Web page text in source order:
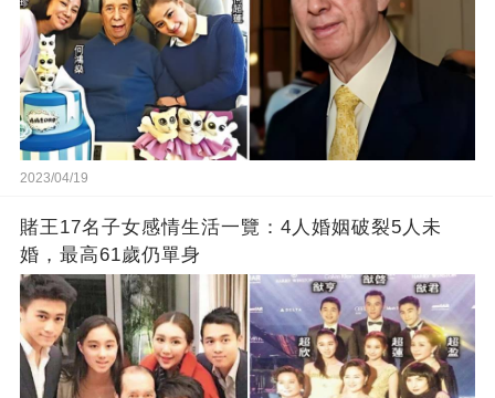
2023/04/19
賭王17名子女感情生活一覽：4人婚姻破裂5人未
婚，最高61歲仍單身